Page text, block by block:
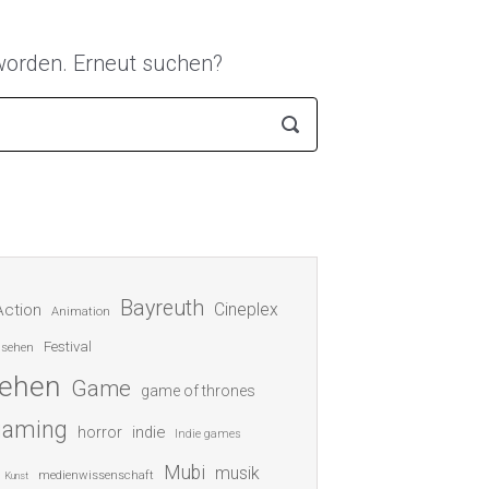
Erneut suchen?
Animation Bayreuth Cineplex
Festival
Game game of thrones
horror indie Indie games
Kunst medienwissenschaft Mubi musik